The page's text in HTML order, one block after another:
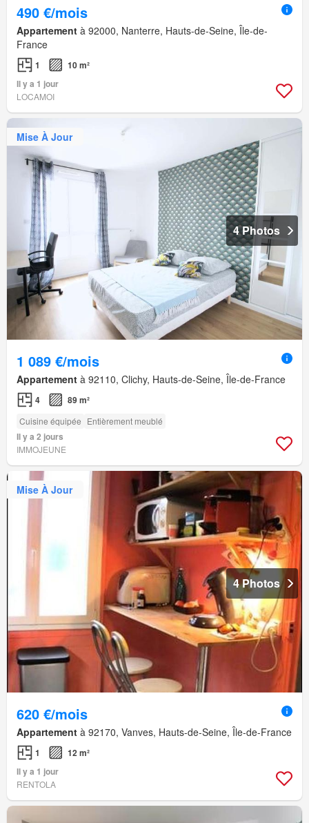
490 €/mois
Appartement à 92000, Nanterre, Hauts-de-Seine, Île-de-
France
1
10 m²
Il y a 1 jour
LOCAMOI
Mise À Jour
4 Photos
1 089 €/mois
Appartement à 92110, Clichy, Hauts-de-Seine, Île-de-France
4 89 m²
Cuisine équipée Entièrement meublé
Il y a 2 jours
IMMOJEUNE
Mise À Jour
4 Photos
620 €/mois
Appartement à 92170, Vanves, Hauts-de-Seine, Île-de-France
1
12 m²
Il y a 1 jour
RENTOLA